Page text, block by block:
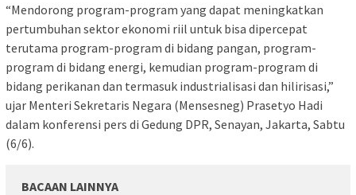
“Mendorong program-program yang dapat meningkatkan
pertumbuhan sektor ekonomi riil untuk bisa dipercepat
terutama program-program di bidang pangan, program-
program di bidang energi, kemudian program-program di
bidang perikanan dan termasuk industrialisasi dan hilirisasi,”
ujar Menteri Sekretaris Negara (Mensesneg) Prasetyo Hadi
dalam konferensi pers di Gedung DPR, Senayan, Jakarta, Sabtu
(6/6).
BACAAN LAINNYA